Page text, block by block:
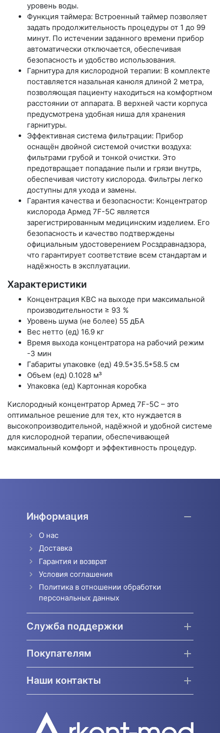
уровень воды.
Функция таймера: Встроенный таймер позволяет
задать продолжительность процедуры от 1 до 99
минут. По истечении заданного времени прибор
автоматически отключается, обеспечивая
безопасность и удобство использования.
Гарнитура для кислородной терапии: В комплекте
поставляется назальная канюля длиной 2 метра,
позволяющая пациенту находиться на комфортном
расстоянии от аппарата. В верхней части корпуса
предусмотрена удобная ниша для хранения
гарнитуры.
Эффективная система фильтрации: Прибор
оснащён двойной системой очистки воздуха:
фильтрами грубой и тонкой очистки. Это
предотвращает попадание пыли и грязи внутрь,
обеспечивая чистоту кислорода. Фильтры легко
доступны для ухода и замены.
Гарантия качества и безопасности: Концентратор
кислорода Армед 7F-5C является
зарегистрированным медицинским изделием. Его
безопасность и качество подтверждены
официальным удостоверением Росздравнадзора,
что гарантирует соответствие всем стандартам и
надёжность в эксплуатации.
Характеристики
Концентрация КВС на выходе при максимальной
производительности ≥ 93 %
Уровень шума (не более) 55 дБА
Вес нетто (ед) 16.9 кг
Время выхода концентратора на рабочий режим
-3 мин
Габариты упаковке (ед) 49.5*35.5*58.5 см
Объем (ед) 0.1028 м³
Упаковка (ед) Картонная коробка
Кислородный концентратор Армед 7F-5C – это
оптимальное решение для тех, кто нуждается в
высокопроизводительной, надёжной и удобной системе
для кислородной терапии, обеспечивающей
максимальный комфорт и эффективность процедур.
Информация
О нас
Доставка
Гарантия и возврат
Условия соглашения
Политика в отношении обработки
персональных данных
Служба поддержки
Покупателям
Наши контакты